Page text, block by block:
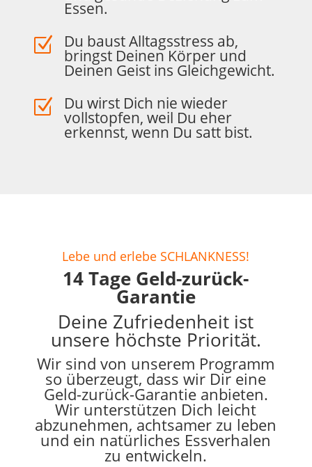
Essen.
Z Du baust Alltagsstress ab,
bringst Deinen Körper und
Deinen Geist ins Gleichgewicht.
Z Du wirst Dich nie wieder
vollstopfen, weil Du eher
erkennst, wenn Du satt bist.
Lebe und erlebe SCHLANKNESS!
14 Tage Geld-zurück-
Garantie
Deine Zufriedenheit ist
unsere höchste Priorität.
Wir sind von unserem Programm
so überzeugt, dass wir Dir eine
Geld-zurück-Garantie anbieten.
Wir unterstützen Dich leicht
abzunehmen, achtsamer zu leben
und ein natürliches Essverhalen
zu entwickeln.